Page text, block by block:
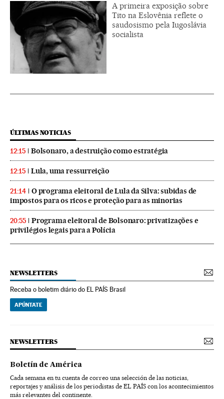
A primeira exposição sobre
Tito na Eslovênia reflete o
saudosismo pela Iugoslávia
socialista
ÚLTIMAS NOTICIAS
12:15 Bolsonaro, a destruição como estratégia
12:15 Lula, uma ressurreição
21:14
O programa eleitoral de Lula da Silva: subidas de
impostos para os ricos e proteção para as minorias
20:55
Programa eleitoral de Bolsonaro: privatizações e
privilégios legais para a Polícia
NEWSLETTERS
Receba o boletim diário do EL PAÍS Brasil
APÚNTATE
NEWSLETTERS
Boletín de América
Cada semana en tu cuenta de correo una selección de las noticias,
reportajes y análisis de los periodistas de EL PAÍS con los acontecimientos
más relevantes del continente.